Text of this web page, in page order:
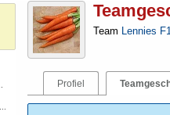
Team Lennies
Profiel